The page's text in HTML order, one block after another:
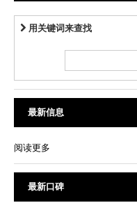
用关键词来查找
最新信息
阅读更多
最新口碑